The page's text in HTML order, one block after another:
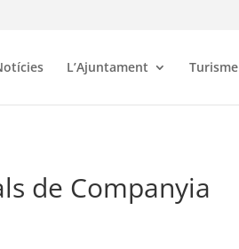
L’Ajuntament Turisme
de Companyia